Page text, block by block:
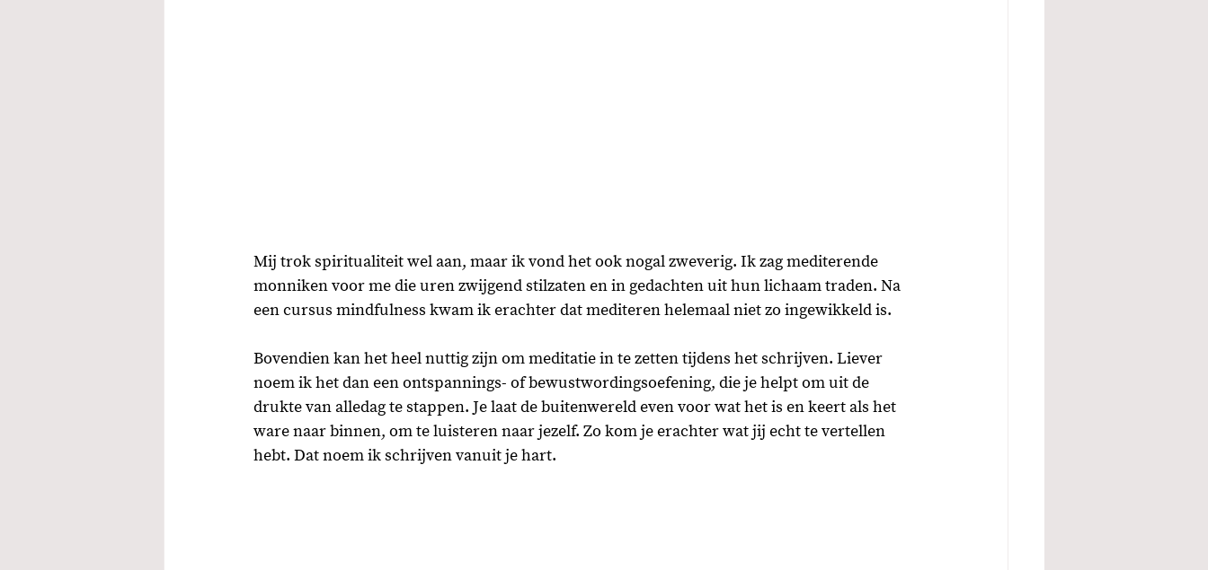
Mij trok spiritualiteit wel aan, maar ik vond het ook nogal zweverig. Ik zag mediterende
monniken voor me die uren zwijgend stilzaten en in gedachten uit hun lichaam traden. Na
een cursus mindfulness kwam ik erachter dat mediteren helemaal niet zo ingewikkeld is.
Bovendien kan het heel nuttig zijn om meditatie in te zetten tijdens het schrijven. Liever
noem ik het dan een ontspannings- of bewustwordingsoefening, die je helpt om uit de
drukte van alledag te stappen. Je laat de buitenwereld even voor wat het is en keert als het
ware naar binnen, om te luisteren naar jezelf. Zo kom je erachter wat jij echt te vertellen
hebt. Dat noem ik schrijven vanuit je hart.